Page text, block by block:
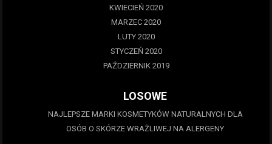
KWIECIEŃ 2020
MARZEC 2020
LUTY 2020
STYCZEŃ 2020
PAŹDZIERNIK 2019
LOSOWE
NAJLEPSZE MARKI KOSMETYKÓW NATURALNYCH DLA
OSÓB O SKÓRZE WRAŻLIWEJ NA ALERGENY